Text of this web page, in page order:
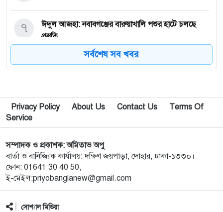
ঈদুল আজহা: নবাবগঞ্জের বারুয়াখালি পশুর হাটে চলছে
প্রস্তুতি
৭
নবাবগঞ্জে পরিস্কার পরিচ্ছন্নতা অভিযানে এমপি
৮
পপুলার লাইফ ইন্স্যুরেন্স পিএলসির নবাবগঞ্জ অঞ্চলে বার্ষিক
সম্মেলন ও চেক হস্তান্তর
৯
আবু সাঈদ হত্যা মামলা: বেরোবি’র সাবেক ভিসি হাসিবুর
রশীদকে কারাগারে প্রেরণ
১০
দোহারের চৈতাবাতরে মাদকবিরোধী সভা অনুষ্ঠিত
১১
সর্বশেষ সব খবর
Privacy Policy About Us Contact Us
Terms Of
Service
সম্পাদক ও প্রকাশক: অমিতাভ অপু
বার্তা ও বানিজ্যিক কার্যালয়: দক্ষিণ জয়পাড়া, দোহার, ঢাকা-১৩৩০।
ফোন: 01641 30 40 50,
ই-মেইল:priyobanglanew@gmail.com
সোশ্যাল মিডিয়া